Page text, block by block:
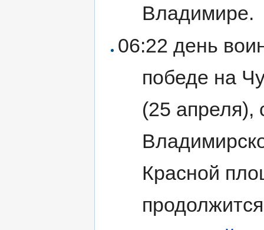
Владимире.
06:22 день
победе на
(25 апреля),
Красной